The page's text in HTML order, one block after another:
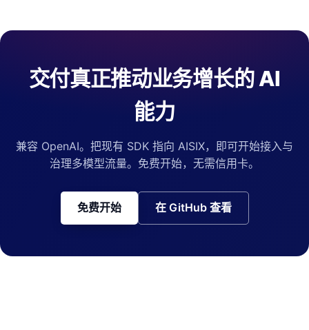
交付真正推动业务增长的 AI
能力
兼容 OpenAI。把现有 SDK 指向 AISIX，即可开始接入与
治理多模型流量。免费开始，无需信用卡。
免费开始 在 GitHub 查看